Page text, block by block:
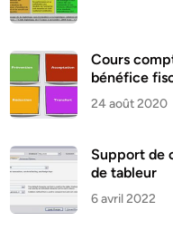
Cours
bénéfice
24 août 2020
Support de
de tableur
6 avril 2022